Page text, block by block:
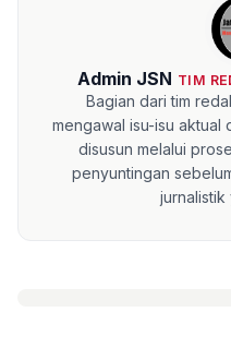
Admin JSN TIM
Bagian dari tim
mengawal isu-isu aktual
disusun melalui
penyuntingan
jurnalistik